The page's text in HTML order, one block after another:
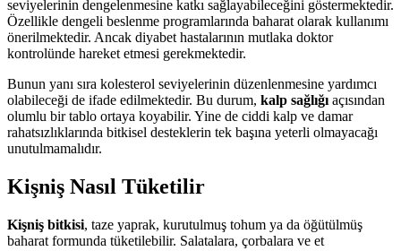
seviyelerinin dengelenmesine katkı sağlayabileceğini göstermektedir.
Özellikle dengeli beslenme programlarında baharat olarak kullanımı
önerilmektedir. Ancak diyabet hastalarının mutlaka doktor
kontrolünde hareket etmesi gerekmektedir.
Bunun yanı sıra kolesterol seviyelerinin düzenlenmesine yardımcı
olabileceği de ifade edilmektedir. Bu durum, kalp sağlığı açısından
olumlu bir tablo ortaya koyabilir. Yine de ciddi kalp ve damar
rahatsızlıklarında bitkisel desteklerin tek başına yeterli olmayacağı
unutulmamalıdır.
Kişniş Nasıl Tüketilir
Kişniş bitkisi, taze yaprak, kurutulmuş tohum ya da öğütülmüş
baharat formunda tüketilebilir. Salatalara, çorbalara ve et